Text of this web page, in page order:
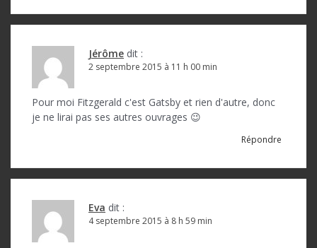
Jérôme dit :
2 septembre 2015 à 11 h 00 min
Pour moi Fitzgerald c'est Gatsby et rien d'autre, donc
je ne lirai pas ses autres ouvrages 😉
Répondre
Eva dit :
4 septembre 2015 à 8 h 59 min